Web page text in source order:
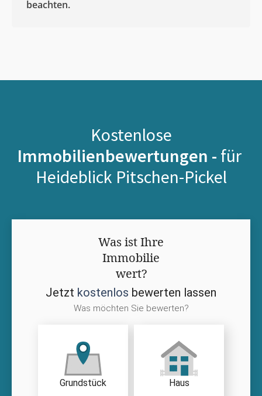
beachten.
Kostenlose
Immobilienbewertungen - für
Heideblick Pitschen-Pickel
Was ist Ihre
Immobilie
wert?
Jetzt kostenlos bewerten lassen
Was möchten Sie bewerten?
Grundstück Haus